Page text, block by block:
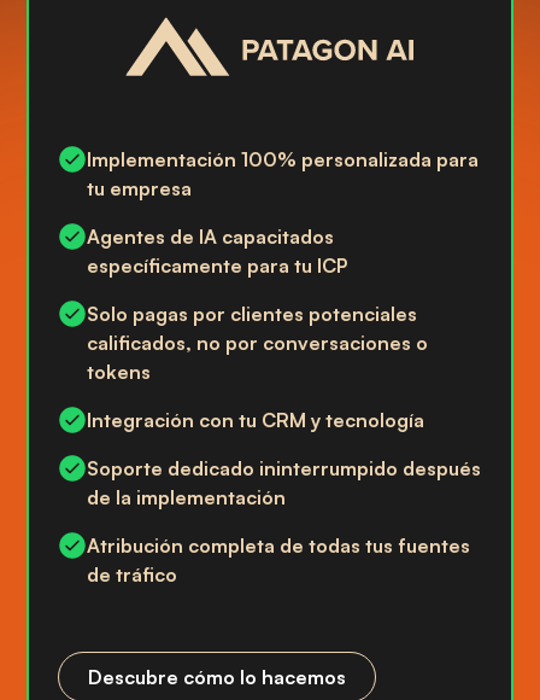
Implementación 100% personalizada para
tu empresa
Agentes de IA capacitados
específicamente para tu ICP
Solo pagas por clientes potenciales
calificados, no por conversaciones o
tokens
Integración con tu CRM y tecnología
Soporte dedicado ininterrumpido después
de la implementación
Atribución completa de todas tus fuentes
de tráfico
Descubre cómo lo hacemos